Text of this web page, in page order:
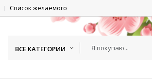
Список желаемого
ВСЕ КАТЕГОРИИ